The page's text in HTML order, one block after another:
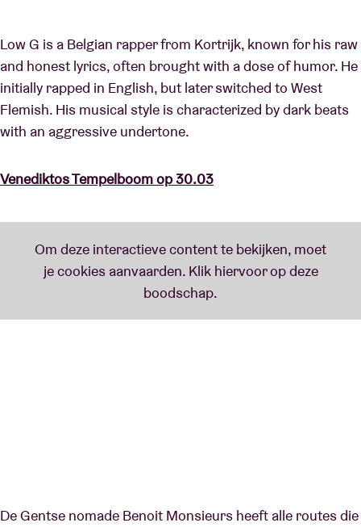
Low G is a Belgian rapper from Kortrijk, known for his raw
and honest lyrics, often brought with a dose of humor. He
initially rapped in English, but later switched to West
Flemish. His musical style is characterized by dark beats
with an aggressive undertone.
Venediktos Tempelboom op 30.03
De Gentse nomade Benoit Monsieurs heeft alle routes die